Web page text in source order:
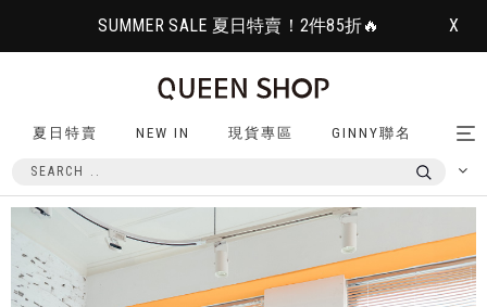
SUMMER SALE 夏日特賣！2件85折🔥 X
夏日特賣 NEW IN 現貨專區 GINNY聯名